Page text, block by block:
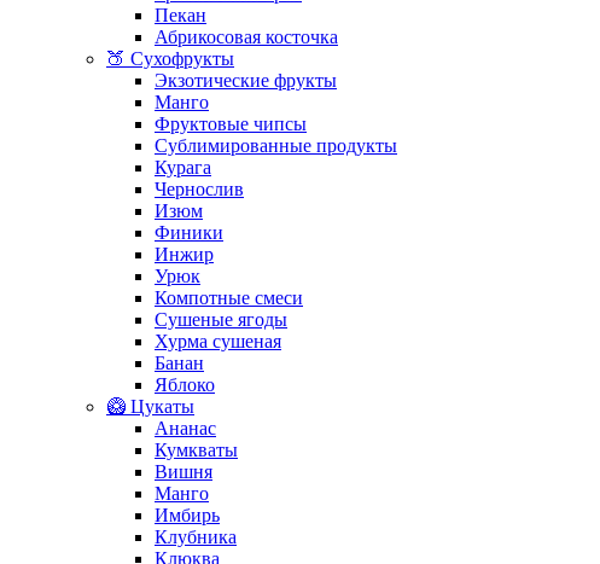
Пекан
Абрикосовая косточка
🍑 Сухофрукты
Экзотические фрукты
Манго
Фруктовые чипсы
Сублимированные продукты
Курага
Чернослив
Изюм
Финики
Инжир
Урюк
Компотные смеси
Сушеные ягоды
Хурма сушеная
Банан
Яблоко
🥝 Цукаты
Ананас
Кумкваты
Вишня
Манго
Имбирь
Клубника
Клюква